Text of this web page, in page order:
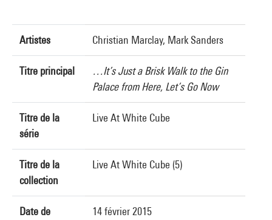
Artistes Christian Marclay, Mark Sanders
Titre principal
…It’s Just a Brisk Walk to the Gin
Palace from Here, Let’s Go Now
Titre de la
série
Live At White Cube
Titre de la
collection
Live At White Cube (5)
Date de
14 février 2015